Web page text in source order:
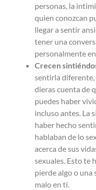
personas, la
quien conozcan
llegar a sentir
tener una
personalmente
Crecen
sentirla diferente,
dieras cuenta de
puedes haber
incluso antes. La
haber hecho
hablaban de lo
acerca de sus
sexuales. Esto te
pierde algo o una
malo en tí.